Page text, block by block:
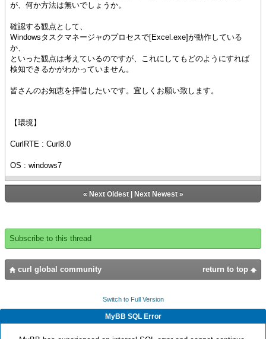
が、何か方法は無いでしょうか。
確認する観点として、
Windowsタスクマネージャのプロセスで[Excel.exe]が動作している
か、
といった観点は考えているのですが、これにしてもどのようにすれば
検知できるかがわかっていません。
皆さんのお知恵を拝借したいです。宜しくお願い致します。
【環境】
CurlRTE : Curl8.0
OS : windows7
« Next Oldest| Next Newest»
Subscribe to this thread
return to top
curl global community
Switch to Full Version
MyBB SQL Error